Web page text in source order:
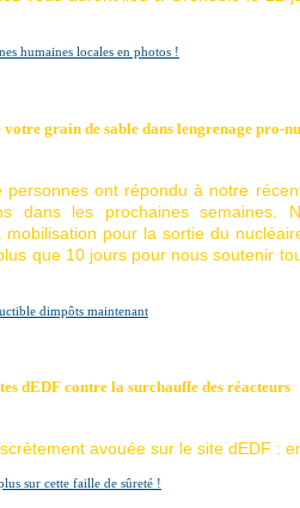
humaines locales en photos !
grain de sable dans lengrenage pro-
personnes ont répondu à notre
dans les prochaines semaines.
pour la sortie du
que 10 jours pour nous soutenir
dimpôts maintenant
dEDF contre la surchauffe des réacteurs
avouée sur le site dEDF :
sur cette faille de sûreté !